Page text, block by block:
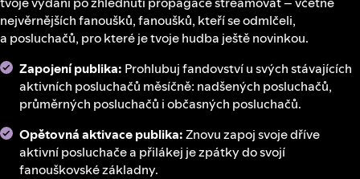
nejvěrnějších fanoušků, fanoušků, kteří se odmlčeli,
a posluchačů, pro které je tvoje hudba ještě novinkou.
Zapojení publika: Prohlubuj fandovství u svých stávajících
aktivních posluchačů měsíčně: nadšených posluchačů,
průměrných posluchačů i občasných posluchačů.
Opětovná aktivace publika:Znovu zapoj svoje dříve
aktivní posluchače a přilákej je zpátky do svojí
fanouškovské základny.